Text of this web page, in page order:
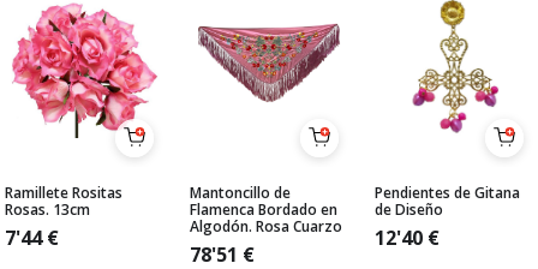
Ramillete Rositas
Rosas. 13cm
7'44€
Mantoncillo de
Flamenca Bordado en
Algodón. Rosa Cuarzo
78'51 €
Pendientes de Gitana
de Diseño
12'40 €